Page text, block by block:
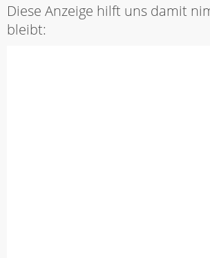
Diese Anzeige hilft uns damit
bleibt: